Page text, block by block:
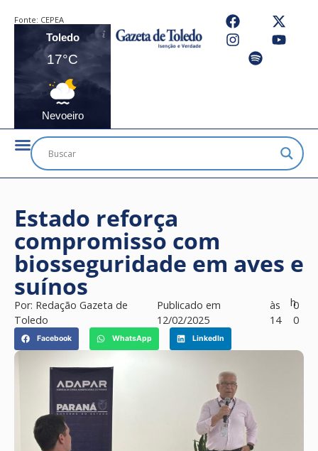
Fonte: CEPEA
Toledo
17°C
Nevoeiro
Estado reforça
compromisso com
biosseguridade em aves e
suínos
Por: Redação Gazeta de
Toledo
Publicado em
12/02/2025
às
14
h0
0
Facebook WhatsApp LinkedIn